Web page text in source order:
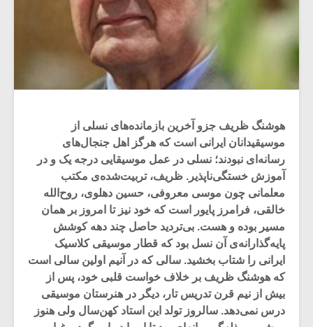
هوشنگ ظریف جزو آخرین بازمانده‌های نسلی از
موسیقیدانان ایرانی است که هرگز اهل جنجال‌های
رسانه‌ای نبودند؛ نسلی در عمل موسیقایی درجه یک و در
آموزش خستگی‌ناپذیر. ظریف، تربیت‌شده‌ی مکتب
معلمانی چون موسی معروفی، حسین دهلوی، روح‌الله
خالقی، فرامرز پایور است که خود نیز تا امروز بر همان
مسیر بوده و هست. بی‌تردید حاصل چند دهه کوشش
پایه‌گذارانه‌ی آن نسل بود که قطار موسیقی کلاسیک
ایرانی را شتاب بخشید. سالی که در آنیم اولین سالی است
که هوشنگ ظریف بر خلاف خواست قلبی خود، پس از
بیش از نیم قرن تدریس تار، دیگر در هنرستان موسیقی
درس نمی‌دهد. سالروز تولد این استاد کهن‌سال ولی هنوز